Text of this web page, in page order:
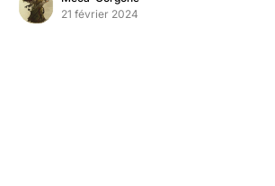
21 février 2024